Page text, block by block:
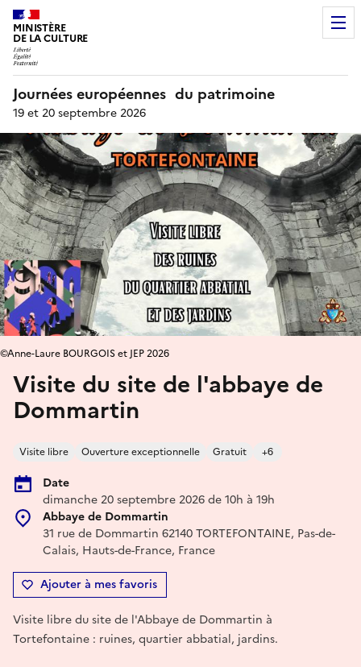
MINISTÈRE
DE LA CULTURE
Journées européennes du patrimoine
19 et 20 septembre 2026
Visite du site de l'abbaye de
Dommartin
Visite libre Ouverture exceptionnelle Gratuit +6
Date
dimanche 20 septembre 2026 de 10h à 19h
Abbaye de Dommartin
31 rue de Dommartin 62140 TORTEFONTAINE, Pas-de-
Calais, Hauts-de-France, France
Ajouter à mes favoris
©Anne-Laure BOURGOIS et JEP 2026
Visite libre du site de l'Abbaye de Dommartin à
Tortefontaine : ruines, quartier abbatial, jardins.